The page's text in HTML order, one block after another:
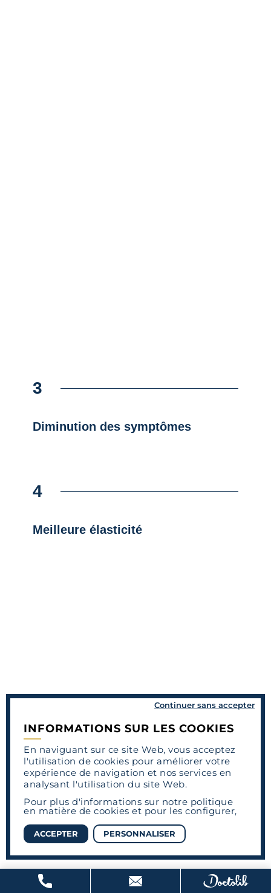
3
Diminution des symptômes
4
Meilleure élasticité
INFORMATIONS SUR LES COOKIES
En naviguant sur ce site Web, vous acceptez
l'utilisation de cookies pour améliorer votre
expérience de navigation et nos services en
analysant l'utilisation du site Web.
Pour plus d'informations sur notre politique
en matière de cookies et pour les configurer,
ACCEPTER PERSONNALISER
Continuer sans accepter